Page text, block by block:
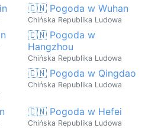
🇨🇳 Pogoda w Wuhan
Chińska Republika Ludowa
🇨🇳 Pogoda w
Hangzhou
Chińska Republika Ludowa
🇨🇳 Pogoda w Qingdao
Chińska Republika Ludowa
🇨🇳 Pogoda w Hefei
Chińska Republika Ludowa